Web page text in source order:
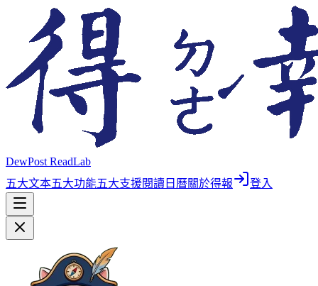
DewPost ReadLab
五大文本五大功能五大支援閱讀日曆關於得報 登入